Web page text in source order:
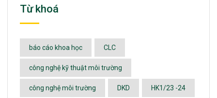
Từ khoá
báo cáo khoa học CLC
công nghệ kỹ thuật môi trường
công nghệ môi trường DKD HK1/23 -24